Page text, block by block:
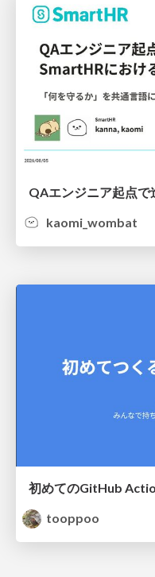
kaomi_wombat
初めてのGitHub
tooppoo